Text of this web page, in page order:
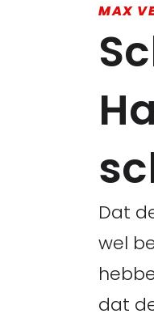
MAX
Dat
wel
dat